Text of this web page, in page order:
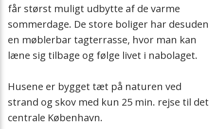
Halterung
Siphon
får størst muligt udbytte af de varme
sommerdage. De store boliger har desuden
en møblerbar tagterrasse, hvor man kan
læne sig tilbage og følge livet i nabolaget.
Husene er bygget tæt på naturen ved
strand og skov med kun 25 min. rejse til det
centrale København.